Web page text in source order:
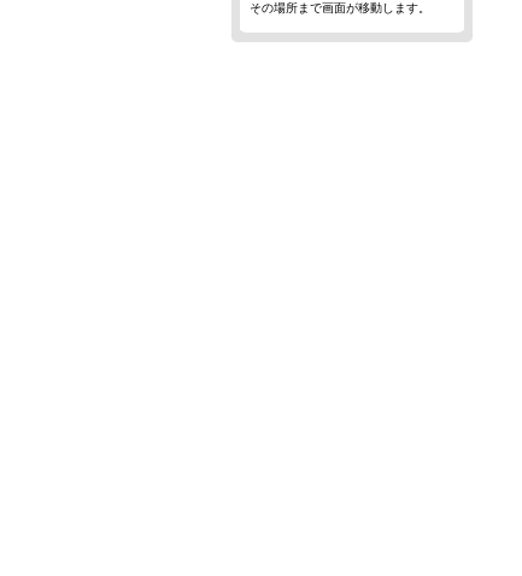
その場所まで画面が移動します。